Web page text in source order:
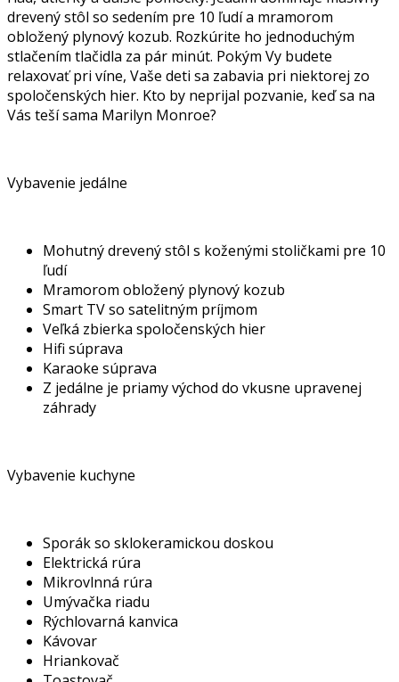
drevený stôl so sedením pre 10 ľudí a mramorom
obložený plynový kozub. Rozkúrite ho jednoduchým
stlačením tlačidla za pár minút. Pokým Vy budete
relaxovať pri víne, Vaše deti sa zabavia pri niektorej zo
spoločenských hier. Kto by neprijal pozvanie, keď sa na
Vás teší sama Marilyn Monroe?
Vybavenie jedálne
Mohutný drevený stôl s koženými stoličkami pre 10
ľudí
Mramorom obložený plynový kozub
Smart TV so satelitným príjmom
Veľká zbierka spoločenských hier
Hifi súprava
Karaoke súprava
Z jedálne je priamy východ do vkusne upravenej
záhrady
Vybavenie kuchyne
Sporák so sklokeramickou doskou
Elektrická rúra
Mikrovlnná rúra
Umývačka riadu
Rýchlovarná kanvica
Kávovar
Hriankovač